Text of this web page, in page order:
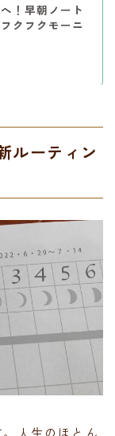
！早朝ノート
クフクモーニ
ルーティン
人生のほとん